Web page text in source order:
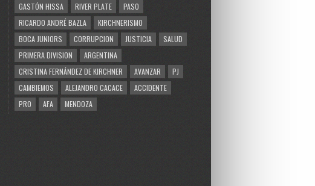
GASTÓN HISSA
RIVER PLATE
PASO
RICARDO ANDRÉ BAZLA
KIRCHNERISMO
BOCA JUNIORS
CORRUPCION JUSTICIA
SALUD
PRIMERA DIVISION
ARGENTINA
CRISTINA FERNÁNDEZ DE KIRCHNER
AVANZAR
PJ
CAMBIEMOS
ALEJANDRO CACACE
ACCIDENTE
PRO
AFA MENDOZA